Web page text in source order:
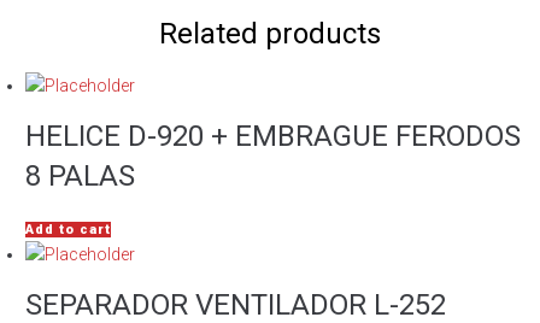
Related products
HELICE D-920 + EMBRAGUE FERODOS
8 PALAS
Add to cart
SEPARADOR VENTILADOR L-252